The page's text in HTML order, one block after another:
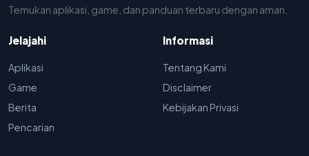
Temukan aplikasi, game, dan panduan terbaru dengan aman.
Jelajahi
Aplikasi
Game
Berita
Pencarian
Informasi
Tentang Kami
Disclaimer
Kebijakan Privasi